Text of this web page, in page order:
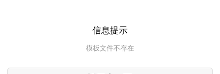
信息提示
模板文件不存在